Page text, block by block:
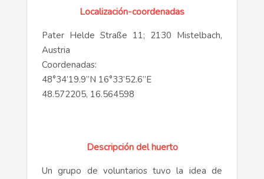
Localización-coordenadas
Pater Helde Straße 11; 2130 Mistelbach,
Austria
Coordenadas:
48°34’19.9”N 16°33’52.6”E
48.572205, 16.564598
Descripción del huerto
Un grupo de voluntarios tuvo la idea de